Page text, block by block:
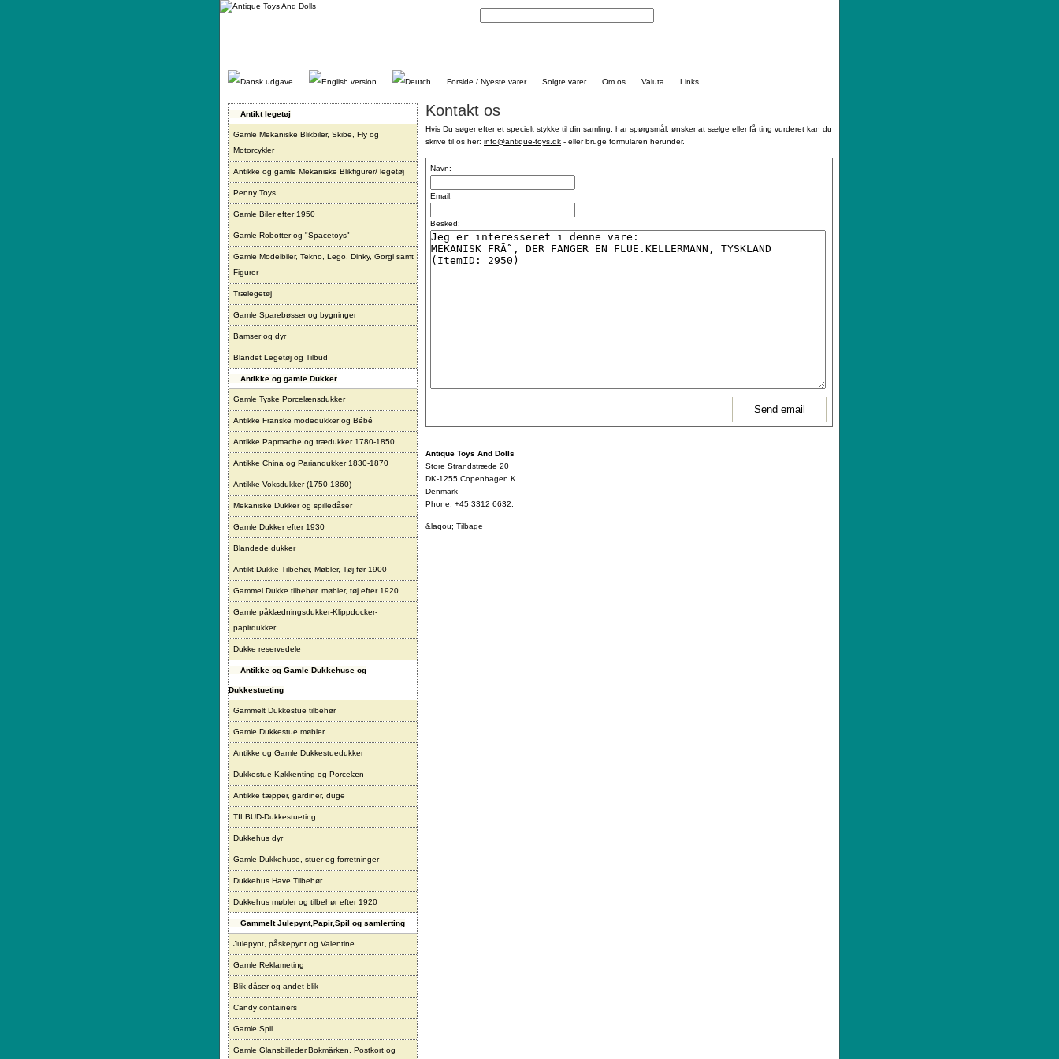
Gå
Forside / Nyeste varer Solgte varer Om os Valuta Links
Antikt legetøj
Gamle Mekaniske Blikbiler, Skibe, Fly og
Motorcykler
Antikke og gamle Mekaniske Blikfigurer/ legetøj
Penny Toys
Gamle Biler efter 1950
Gamle Robotter og "Spacetoys"
Gamle Modelbiler, Tekno, Lego, Dinky, Gorgi samt
Figurer
Trælegetøj
Gamle Sparebøsser og bygninger
Bamser og dyr
Blandet Legetøj og Tilbud
Antikke og gamle Dukker
Gamle Tyske Porcelænsdukker
Antikke Franske modedukker og Bébé
Antikke Papmache og trædukker 1780-1850
Antikke China og Pariandukker 1830-1870
Antikke Voksdukker (1750-1860)
Mekaniske Dukker og spilledåser
Gamle Dukker efter 1930
Blandede dukker
Antikt Dukke Tilbehør, Møbler, Tøj før 1900
Gammel Dukke tilbehør, møbler, tøj efter 1920
Gamle påklædningsdukker-Klippdocker-
papirdukker
Dukke reservedele
Antikke og Gamle Dukkehuse og
Dukkestueting
Gammelt Dukkestue tilbehør
Gamle Dukkestue møbler
Antikke og Gamle Dukkestuedukker
Dukkestue Køkkenting og Porcelæn
Antikke tæpper, gardiner, duge
TILBUD-Dukkestueting
Dukkehus dyr
Gamle Dukkehuse, stuer og forretninger
Dukkehus Have Tilbehør
Dukkehus møbler og tilbehør efter 1920
Gammelt Julepynt,Papir,Spil og samlerting
Julepynt, påskepynt og Valentine
Gamle Reklameting
Blik dåser og andet blik
Candy containers
Gamle Spil
Gamle Glansbilleder,Bokmärken, Postkort og
Kontakt os
Hvis Du søger efter et specielt stykke til din samling, har spørgsmål, ønsker at sælge eller få ting vurderet kan du
skrive til os her: info@antique-toys.dk - eller bruge formularen herunder.
Navn:
Email:
Besked:
Antique Toys And Dolls
Store Strandstræde 20
DK-1255 Copenhagen K.
Denmark
Phone: +45 3312 6632.
&laqou; Tilbage